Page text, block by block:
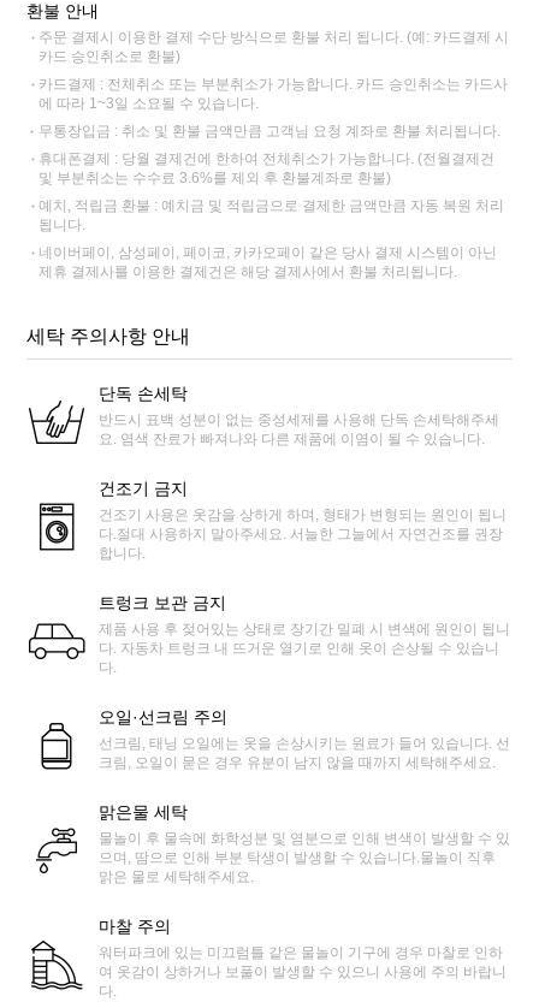
환불 안내
주문 결제시 이용한 결제 수단 방식으로 환불 처리 됩니다. (예: 카드결제 시
카드 승인취소로 환불)
카드결제 : 전체취소 또는 부분취소가 가능합니다. 카드 승인취소는 카드사
에 따라 1~3일 소요될 수 있습니다.
무통장입금 : 취소 및 환불 금액만큼 고객님 요청 계좌로 환불 처리됩니다.
휴대폰결제 : 당월 결제건에 한하여 전체취소가 가능합니다. (전월결제건
및 부분취소는 수수료 3.6%를 제외 후 환불계좌로 환불)
예치, 적립금 환불 : 예치금 및 적립금으로 결제한 금액만큼 자동 복원 처리
됩니다.
네이버페이, 삼성페이, 페이코, 카카오페이 같은 당사 결제 시스템이 아닌
제휴 결제사를 이용한 결제건은 해당 결제사에서 환불 처리됩니다.
세탁 주의사항 안내
단독 손세탁
반드시 표백 성분이 없는 중성세제를 사용해 단독 손세탁해주세
요. 염색 잔료가 빠져나와 다른 제품에 이염이 될 수 있습니다.
건조기 금지
건조기 사용은 옷감을 상하게 하며, 형태가 변형되는 원인이 됩니
다.절대 사용하지 말아주세요. 서늘한 그늘에서 자연건조를 권장
합니다.
트렁크 보관 금지
제품 사용 후 젖어있는 상태로 장기간 밀폐 시 변색에 원인이 됩니
다. 자동차 트렁크 내 뜨거운 열기로 인해 옷이 손상될 수 있습니
다.
오일·선크림 주의
선크림, 태닝 오일에는 옷을 손상시키는 원료가 들어 있습니다. 선
크림, 오일이 묻은 경우 유분이 남지 않을 때까지 세탁해주세요.
맑은물 세탁
물놀이 후 물속에 화학성분 및 염분으로 인해 변색이 발생할 수 있
으며, 땀으로 인해 부분 탁생이 발생할 수 있습니다.물놀이 직후
맑은 물로 세탁해주세요.
마찰 주의
워터파크에 있는 미끄럼틀 같은 물놀이 기구에 경우 마찰로 인하
여 옷감이 상하거나 보풀이 발생할 수 있으니 사용에 주의 바랍니
다.